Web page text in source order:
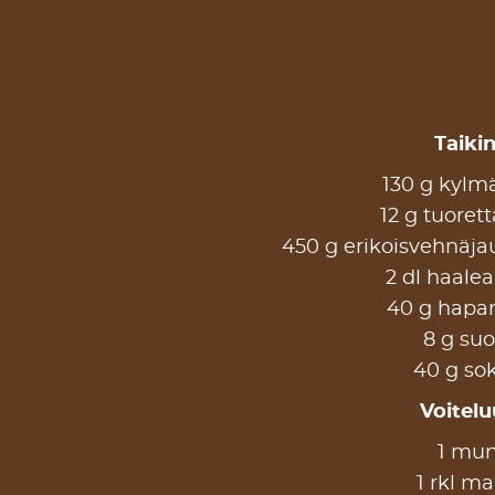
130 g
12 g
450 g
2 dl
40 g
8 g
40 g
1
1 rkl